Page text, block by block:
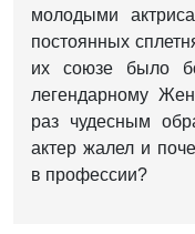
молодыми
постоянных
их союзе было
легендарному
раз чудесным
актер жалел и
в профессии?